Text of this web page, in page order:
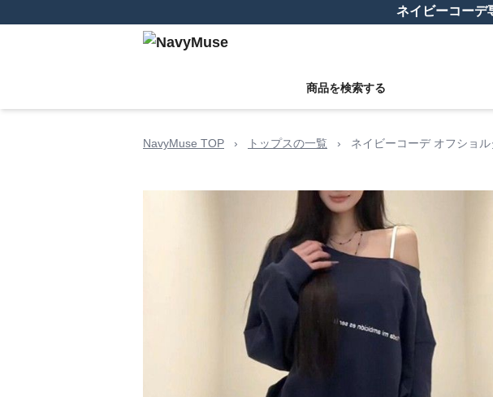
ネイビーコー
商品を検索する
NavyMuse TOP › トップスの一覧 › ネイビーコーデ オフショ